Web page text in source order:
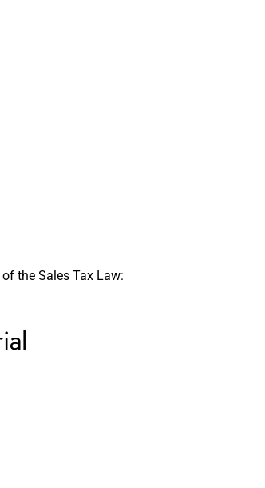
the Sales Tax Law: